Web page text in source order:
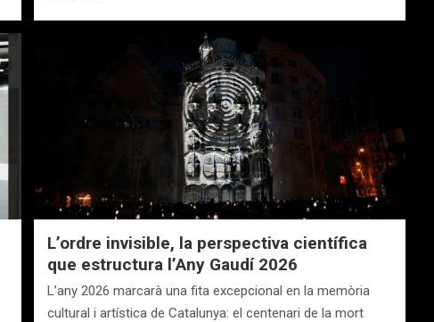
L’ordre invisible, la perspectiva científica
que estructura l’Any Gaudí 2026
L’any 2026 marcarà una fita excepcional en la memòria
cultural i artística de Catalunya: el centenari de la mort